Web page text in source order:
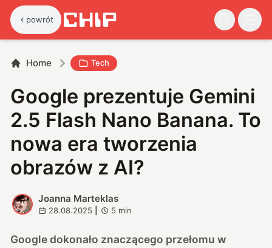
powrót
Home Tech
Google prezentuje Gemini
2.5 Flash Nano Banana. To
nowa era tworzenia
obrazów z AI?
J
Joanna Marteklas
28.08.2025 5 min
Google dokonało znaczącego przełomu w